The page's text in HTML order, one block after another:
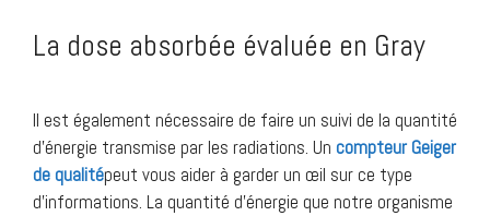
La dose absorbée évaluée en Gray
Il est également nécessaire de faire un suivi de la quantité
d’énergie transmise par les radiations. Un compteur Geiger
de qualitépeut vous aider à garder un œil sur ce type
d’informations. La quantité d’énergie que notre organisme